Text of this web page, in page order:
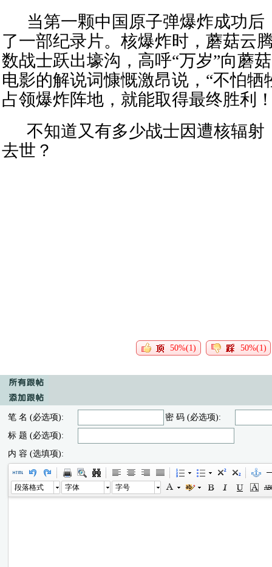
当第一颗中国原子弹爆炸成功后
了一部纪录片。核爆炸时，蘑菇云
数战士跃出壕沟，高呼“万岁”向蘑
电影的解说词慷慨激昂说，“不怕牺
占领爆炸阵地，就能取得最终胜利
不知道又有多少战士因遭核辐射
去世？
50%(1) 50%(1)
笔 名 (必选项):
密 码 (必选项):
标 题 (必选项):
内 容 (选填项):
段落格式 字体 字号